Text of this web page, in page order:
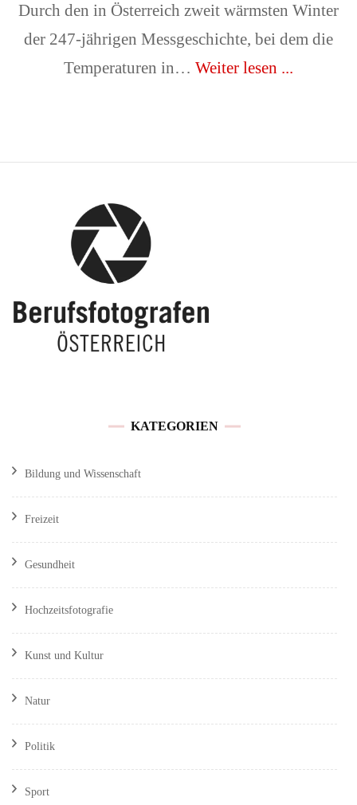
Durch den in Österreich zweit wärmsten Winter
der 247-jährigen Messgeschichte, bei dem die
Temperaturen in… Weiter lesen ...
KATEGORIEN
Bildung und Wissenschaft
Freizeit
Gesundheit
Hochzeitsfotografie
Kunst und Kultur
Natur
Politik
Sport